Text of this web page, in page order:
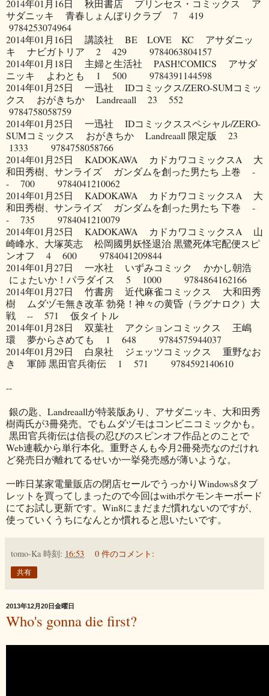
2014年01月16日 秋田書店 プリンセス・コミックス ア
サダニッキ 青春しょんぼりクラブ 7 419
9784253074964
2014年01月16日 講談社 BE LOVE KC アサダニッ
キ ナビガトリア 2 429 9784063804157
2014年01月18日 主婦と生活社 PASH!COMICS アサダ
ニッキ よわとも 1 500 9784391144598
2014年01月25日 一迅社 IDコミックス/ZERO-SUMコミッ
クス おがきちか Landreaall 23 552
9784758058759
2014年01月25日 一迅社 IDコミックススペシャル/ZERO-
SUMコミックス おがきちか Landreaall 限定版 23
1333 9784758058766
2014年01月25日 KADOKAWA カドカワコミックスA 大
和田秀樹、サンライズ ガンダムを創った男たち 上巻 -
- 700 9784041210062
2014年01月25日 KADOKAWA カドカワコミックスA 大
和田秀樹、サンライズ ガンダムを創った男たち 下巻 -
- 735 9784041210079
2014年01月25日 KADOKAWA カドカワコミックスA 山
崎峰水、大塚英志 松岡國男妖怪退治 黒鷺死体宅配便スピ
ンオフ 4 600 9784041209844
2014年01月27日 一水社 いずみコミック かかし朝浩
にょたいか！パラダイス 5 1000 9784864162166
2014年01月27日 竹書房 近代麻雀コミックス 大和田秀
樹 ムダヅモ無き改革 勃発！神々の黄昏（ラグナロク）大
戦 -- 571 仮タイトル
2014年01月28日 双葉社 アクションコミックス 王嶋
環 夢からさめても 1 648 9784575944037
2014年01月29日 白泉社 ジェッツコミックス 重野なお
き 軍師 黒田官兵衛伝 1 571 9784592140610
--
銀の匙、Landreaallが特装版あり、アサダニッキ、大和田秀
樹両氏が3冊発売。でもムダヅモはコンビニコミックかも。
黒田官兵衛伝は信長の忍びのスピンオフ作品とのことで
Web連載から単行本化。重野さんも今月2冊発売なのだけれ
ど発売日が離れてるせいか一挙発売感が薄いような。
一昨日某家電量販店の閉店セールでうっかりWindows8タブ
レットを買ってしまったので今回はwithポケモンキーボード
にてお試し更新です。Win8にまだまだ慣れないのですが、
使っていくうちになんとか慣れると思いたいです。
tomo-Ka 時刻: 16:53 0 件のコメント:
共有
2013年12月20日金曜日
Who's gonna die first?